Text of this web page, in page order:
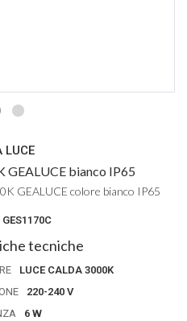
LUCE
GEALUCE bianco IP65
GEALUCE colore bianco IP65
GES1170C
tecniche
LUCE CALDA 3000K
220-240 V
6 W